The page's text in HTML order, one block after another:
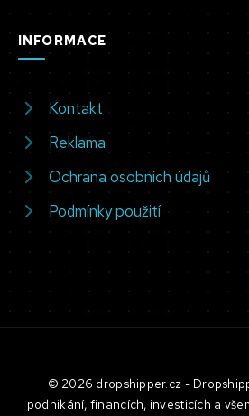
INFORMACE
Kontakt
Reklama
Ochrana osobních údajů
Podmínky použití
© 2026 dropshipper.cz -
podnikání, financích, investicích a